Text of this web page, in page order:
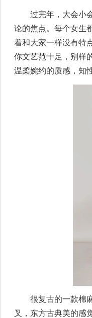
过完年，大会小
论的焦点。每个女生
着和大家一样没有特
你文艺范十足，别样
温柔婉约的质感，知
很复古的一款棉
叉，东方古典美的感